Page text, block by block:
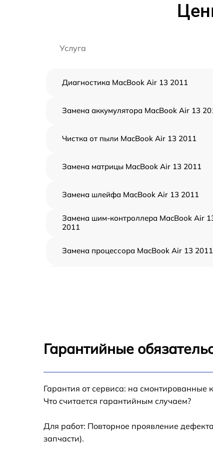
Услуга
Диагностика MacBook Air 13 2011
Замена аккумулятора MacBook Air 13
Чистка от пыли MacBook Air 13 2011
Замена матрицы MacBook Air 13 2011
Замена шлейфа MacBook Air 13 2011
Замена шим-контроллера MacBook Air
2011
Замена процессора MacBook Air 13 2011
Ремонт цепи питания MacBook Air 13
2011
Профилактическая чистка MacBook Air
Гарантийные
Гарантия от сервиса: на
Что считается гарантийным случаем?
Для работ: Повторное проявление
запчасти).